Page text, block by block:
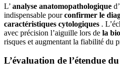
L’ analyse anatomopathologique
indispensable pourconfirmer le
caractéristiques cytologiques .
avec précision l’aiguille lors de la
risques et augmentant la fiabilité du
L’évaluation de l’étendue